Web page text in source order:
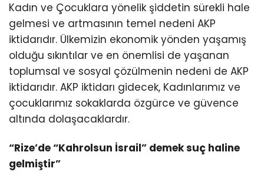
Kadın ve Çocuklara yönelik şiddetin sürekli hale
gelmesi ve artmasının temel nedeni AKP
iktidarıdır. Ülkemizin ekonomik yönden yaşamış
olduğu sıkıntılar ve en önemlisi de yaşanan
toplumsal ve sosyal çözülmenin nedeni de AKP
iktidarıdır. AKP iktidarı gidecek, Kadınlarımız ve
çocuklarımız sokaklarda özgürce ve güvence
altında dolaşacaklardır.
“Rize’de “Kahrolsun İsrail” demek suç haline
gelmiştir”